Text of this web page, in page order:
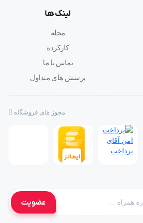
لینک ها
مجله
کارکرده
تماس با ما
پرسش های متداول
مجوز های فروشگاه
عضویت